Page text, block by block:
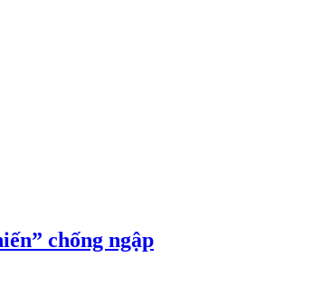
chống ngập